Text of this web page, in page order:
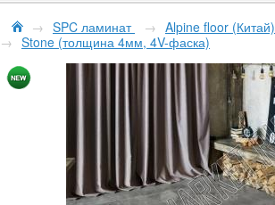
→ SPC ламинат → Alpine floor (Китай)
→ Stone (толщина 4мм, 4V-фаска)